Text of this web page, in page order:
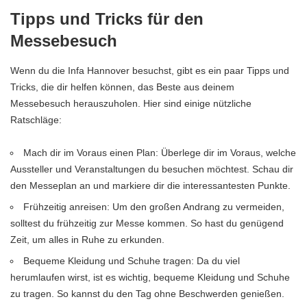
Tipps und Tricks für den
Messebesuch
Wenn du die Infa Hannover besuchst, gibt es ein paar Tipps und
Tricks, die dir helfen können, das Beste aus deinem
Messebesuch herauszuholen. Hier sind einige nützliche
Ratschläge:
Mach dir im Voraus einen Plan: Überlege dir im Voraus, welche
Aussteller und Veranstaltungen du besuchen möchtest. Schau dir
den Messeplan an und markiere dir die interessantesten Punkte.
Frühzeitig anreisen: Um den großen Andrang zu vermeiden,
solltest du frühzeitig zur Messe kommen. So hast du genügend
Zeit, um alles in Ruhe zu erkunden.
Bequeme Kleidung und Schuhe tragen: Da du viel
herumlaufen wirst, ist es wichtig, bequeme Kleidung und Schuhe
zu tragen. So kannst du den Tag ohne Beschwerden genießen.